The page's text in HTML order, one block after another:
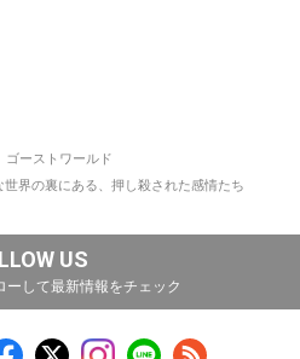
ゴーストワールド
世界の裏にある、押し殺された感情たち
US
ーして最新情報をチェック